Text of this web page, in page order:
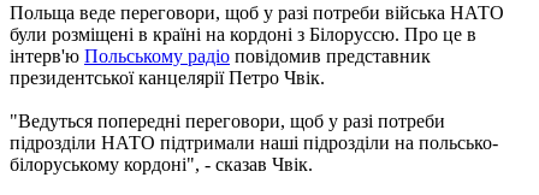
Польща веде переговори, щоб у разі потреби війська НАТО
були розміщені в країні на кордоні з Білоруссю. Про це в
інтерв'ю Польському радіо повідомив представник
президентської канцелярії Петро Чвік.
"Ведуться попередні переговори, щоб у разі потреби
підрозділи НАТО підтримали наші підрозділи на польсько-
білоруському кордоні", - сказав Чвік.